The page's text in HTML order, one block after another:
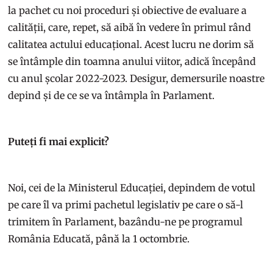
la pachet cu noi proceduri și obiective de evaluare a
calității, care, repet, să aibă în vedere în primul rând
calitatea actului educațional. Acest lucru ne dorim să
se întâmple din toamna anului viitor, adică începând
cu anul școlar 2022-2023. Desigur, demersurile noastre
depind și de ce se va întâmpla în Parlament.
Puteți fi mai explicit?
Noi, cei de la Ministerul Educației, depindem de votul
pe care îl va primi pachetul legislativ pe care o să-l
trimitem în Parlament, bazându-ne pe programul
România Educată, până la 1 octombrie.